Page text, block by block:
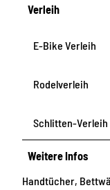
Verleih
E-Bike Verleih
Rodelverleih
Schlitten-Verleih
Weitere Infos
Handtücher,